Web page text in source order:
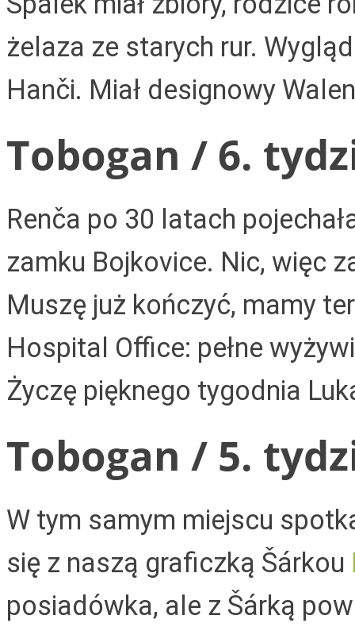
żelaza ze starych rur.
Hanči. Miał designowy
Tobogan / 6.
Renča po 30 latach
zamku Bojkovice. Nic, więc
Muszę już kończyć, mamy
Hospital Office: pełne
Życzę pięknego tygodnia
Tobogan / 5.
W tym samym miejscu
się z naszą graficzką Šárkou
posiadówka, ale z Šárką